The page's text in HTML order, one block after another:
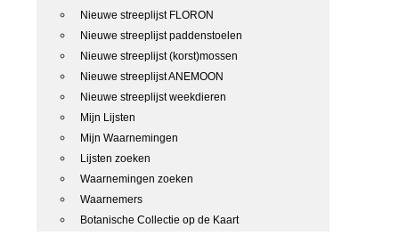
Nieuwe streeplijst FLORON
Nieuwe streeplijst paddenstoelen
Nieuwe streeplijst (korst)mossen
Nieuwe streeplijst ANEMOON
Nieuwe streeplijst weekdieren
Mijn Lijsten
Mijn Waarnemingen
Lijsten zoeken
Waarnemingen zoeken
Waarnemers
Botanische Collectie op de Kaart